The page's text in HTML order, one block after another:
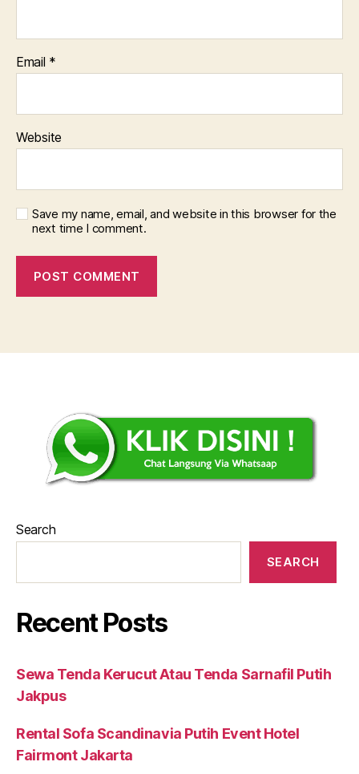
Email *
Website
Save my name, email, and website in this browser for the
next time I comment.
Search
SEARCH
Recent Posts
Sewa Tenda Kerucut Atau Tenda Sarnafil Putih
Jakpus
Rental Sofa Scandinavia Putih Event Hotel
Fairmont Jakarta